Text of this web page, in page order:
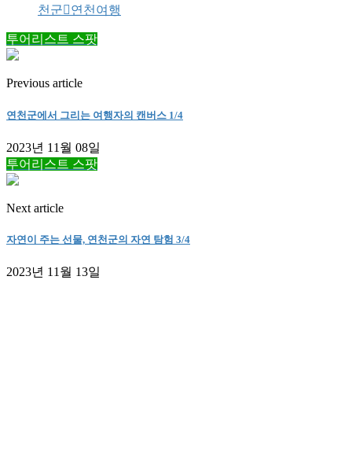
천군
연천여행
투어리스트 스팟
Previous article
연천군에서 그리는 여행자의 캔버스 1/4
2023년 11월 08일
투어리스트 스팟
Next article
자연이 주는 선물, 연천군의 자연 탐험 3/4
2023년 11월 13일